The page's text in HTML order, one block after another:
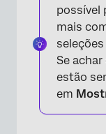
possível
mais
Se
estão
em